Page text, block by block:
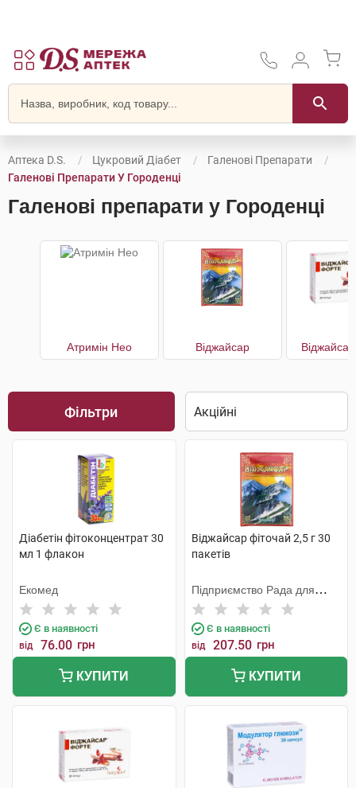
Аптека D.S. Цукровий Діабет
Галенові Препарати
Галенові Препарати У Городенці
Галенові препарати у Городенці
Атримін Нео Віджайсар
Фільтри
Діабетін фітоконцентрат 30
мл 1 флакон
Екомед
Є в наявності
від 76.00 грн
КУПИТИ
Віджайсар фіточай 2,5 г 30
пакетів
Підприємство Рада для
Хелаплант
Є в наявності
від 207.50 грн
КУПИТИ